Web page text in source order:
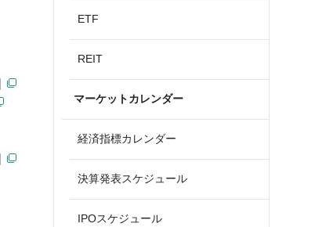
ETF
REIT
マーケットカレンダー
経済指標カレンダー
決算発表スケジュール
IPOスケジュール